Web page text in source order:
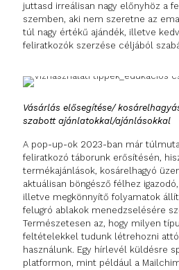
juttasd irreálisan nagy előnyhöz a
szemben, aki nem szeretne az
túl nagy értékű ajándék, illetve
feliratkozók szerzése céljából
Vásárlás elősegítése/
szabott ajánlatokkal/ajánlásokkal
A pop-up-ok 2023-ban már
feliratkozó táborunk erősítésén,
termékajánlások, kosárelhagyó
aktuálisan böngésző félhez
illetve megkönnyítő folyamatok
felugró ablakok menedzselésére
Természetesen az, hogy milyen
feltételekkel tudunk létrehozni
használunk. Egy hírlevél küldésre
platformon, mint például a